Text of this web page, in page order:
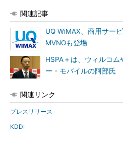
関連記事
UQ WiMAX、商用サー
MVNOも登場
HSPA＋は、ウィルコ
ー・モバイルの阿部氏
関連リンク
プレスリリース
KDDI